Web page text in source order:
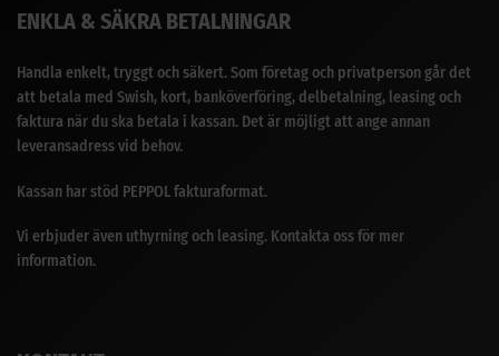
ENKLA & SÄKRA BETALNINGAR
Handla enkelt, tryggt och säkert. Som företag och privatperson går det
att betala med Swish, kort, banköverföring, delbetalning, leasing och
faktura när du ska betala i kassan. Det är möjligt att ange annan
leveransadress vid behov.
Kassan har stöd PEPPOL fakturaformat.
Vi erbjuder även uthyrning och leasing. Kontakta oss för mer
information.